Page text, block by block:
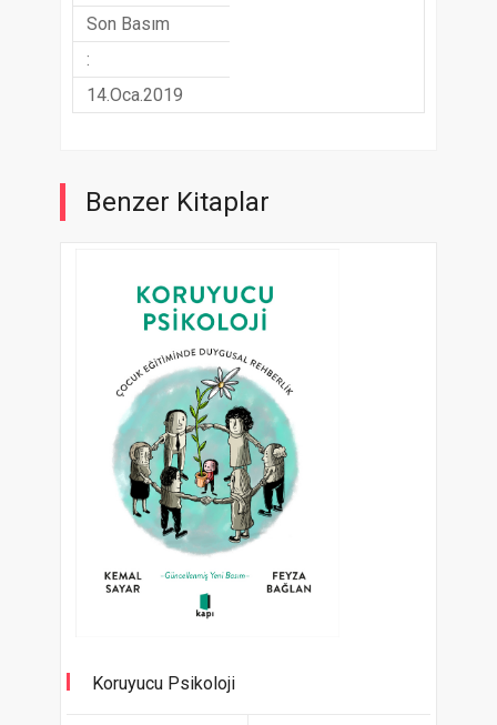
Son Basım
:
14.Oca.2019
Benzer Kitaplar
Koruyucu Psikoloji